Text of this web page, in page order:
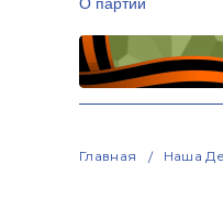
О партии
Главная Наша